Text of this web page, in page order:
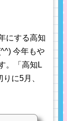
にする高知
今年もや
。「高知L
に5月、